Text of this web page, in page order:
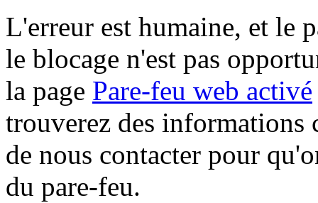
L'erreur est humaine, et le
le blocage n'est pas
la page Pare-feu web activé
trouverez des informations
de nous contacter pour
du pare-feu.